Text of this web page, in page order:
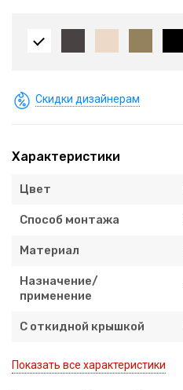
Скидки дизайнерам
Характеристики
Цвет
Способ монтажа
Материал
Назначение/
применение
С откидной крышкой
Показать все характеристики